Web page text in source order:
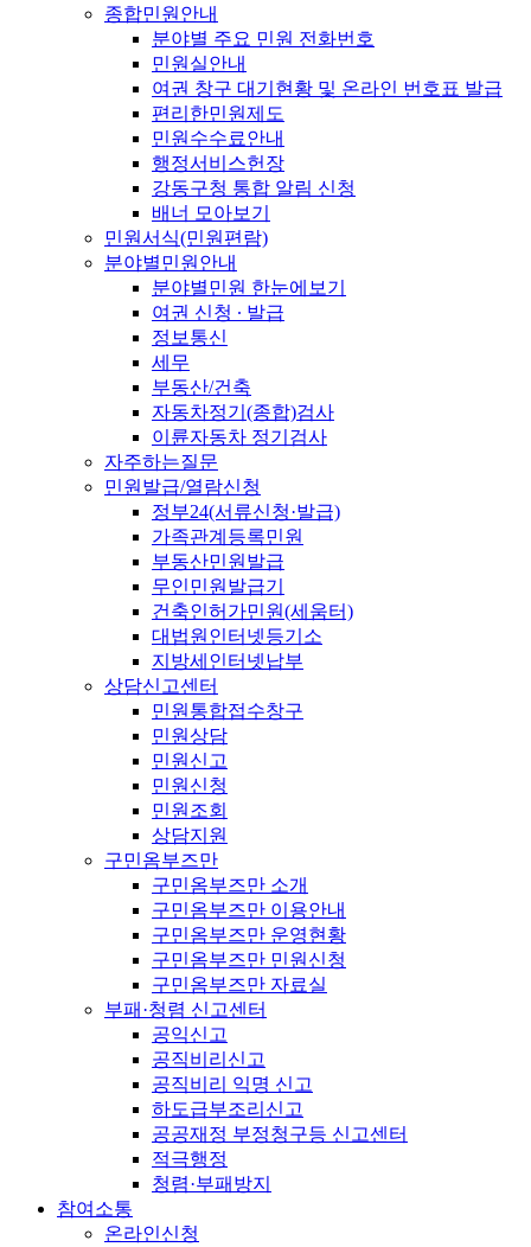
종합민원안내
분야별 주요 민원 전화번호
민원실안내
여권 창구 대기현황 및 온라인 번호표 발급
편리한민원제도
민원수수료안내
행정서비스헌장
강동구청 통합 알림 신청
배너 모아보기
민원서식(민원편람)
분야별민원안내
분야별민원 한눈에보기
여권 신청 ∙ 발급
정보통신
세무
부동산/건축
자동차정기(종합)검사
이륜자동차 정기검사
자주하는질문
민원발급/열람신청
정부24(서류신청·발급)
가족관계등록민원
부동산민원발급
무인민원발급기
건축인허가민원(세움터)
대법원인터넷등기소
지방세인터넷납부
상담신고센터
민원통합접수창구
민원상담
민원신고
민원신청
민원조회
상담지원
구민옴부즈만
구민옴부즈만 소개
구민옴부즈만 이용안내
구민옴부즈만 운영현황
구민옴부즈만 민원신청
구민옴부즈만 자료실
부패·청렴 신고센터
공익신고
공직비리신고
공직비리 익명 신고
하도급부조리신고
공공재정 부정청구등 신고센터
적극행정
청렴·부패방지
참여소통
온라인신청